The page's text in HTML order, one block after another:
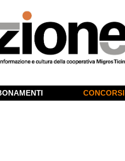
CONCORSI